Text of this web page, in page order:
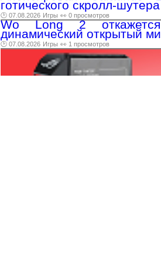
готического скролл-
🕑 07.08.2026 Игры 👀 0 просмотров
Wo Long 2
динамический открытый
🕑 07.08.2026 Игры 👀 1 просмотров